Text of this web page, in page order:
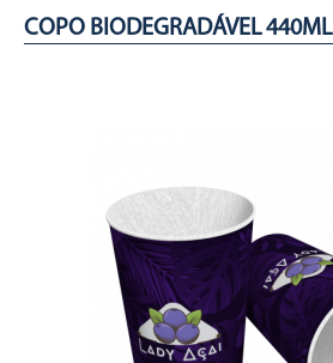
COPO BIODEGRADÁVEL 440ML